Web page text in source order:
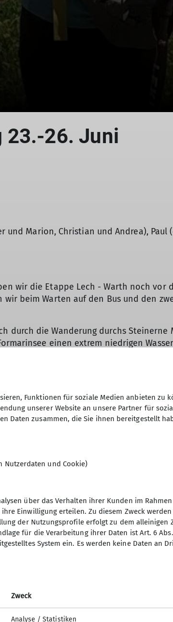
23.-26. Juni
und Marion, Christian und Andrea),
wir die Etappe Lech - Warth noch vor
beim Warten auf den Bus und den
durch die Wanderung durchs
einen extrem niedrigen
Fisch zum Abendessen gab. Es hat
die Etappe Warth - Steeg in Angriff,
immer noch etwas bergauf und hoch
erreichten. Eine Abkühlung gab es
entschieden sich vier von uns
die Höhenbachschlucht zum Simms-
gab’s und wir hatten ein
bergab als bergauf, was bei dieser
Funktionen für soziale Medien anbieten zu
unserer Website an unsere Partner für
Daten zusammen, die Sie ihnen bereitgestellt
Nutzerdaten und Cookie)
über das Verhalten ihrer Kunden im
Einwilligung erteilen. Zu diesem Zweck
der Nutzungsprofile erfolgt zu dem alleinigen
für die Verarbeitung ihrer Daten ist Art. 6
System ein. Es werden keine Daten an
Zweck
Analyse / Statistiken